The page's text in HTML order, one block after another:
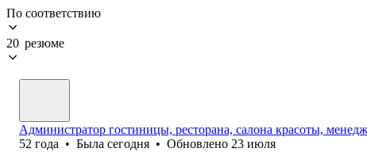
По соответствию
20 резюме
Администратор гостиницы, ресторана, салона красоты,
52 года • Была сегодня • Обновлено 23 июля